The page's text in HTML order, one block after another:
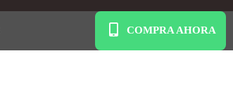
+51 938 586 391